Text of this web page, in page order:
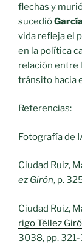
flechas y
sucedió
vida refleja el
en la política
relación entre
tránsito hacia
Referencias:
Fotografía de
Ciudad Ruiz,
ez Girón, p.
Ciudad Ruiz,
rigo Téllez
3038, pp.